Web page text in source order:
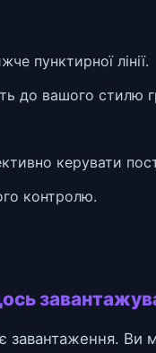
пунктирної лінії.
до вашого стилю
керувати
контролю.
завантаження. Ви